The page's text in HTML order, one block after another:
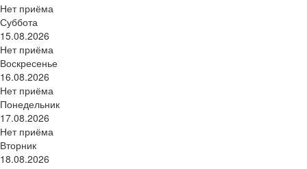
Нет приёма
Суббота
15.08.2026
Нет приёма
Воскресенье
16.08.2026
Нет приёма
Понедельник
17.08.2026
Нет приёма
Вторник
18.08.2026